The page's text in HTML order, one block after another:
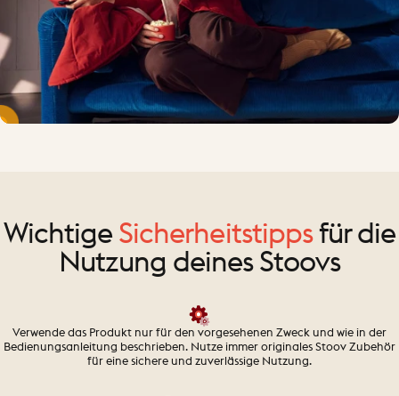
Wichtige Sicherheitstippsfür die
Nutzung deines Stoovs
Verwende das Produkt nur für den vorgesehenen Zweck und wie in der
Bedienungsanleitung beschrieben. Nutze immer originales Stoov Zubehör
für eine sichere und zuverlässige Nutzung.